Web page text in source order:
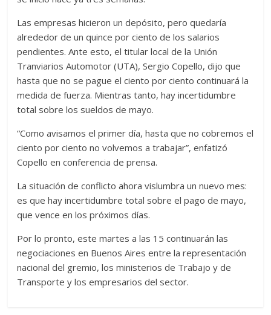
Las empresas hicieron un depósito, pero quedaría
alrededor de un quince por ciento de los salarios
pendientes. Ante esto, el titular local de la Unión
Tranviarios Automotor (UTA), Sergio Copello, dijo que
hasta que no se pague el ciento por ciento continuará la
medida de fuerza. Mientras tanto, hay incertidumbre
total sobre los sueldos de mayo.
“Como avisamos el primer día, hasta que no cobremos el
ciento por ciento no volvemos a trabajar”, enfatizó
Copello en conferencia de prensa.
La situación de conflicto ahora vislumbra un nuevo mes:
es que hay incertidumbre total sobre el pago de mayo,
que vence en los próximos días.
Por lo pronto, este martes a las 15 continuarán las
negociaciones en Buenos Aires entre la representación
nacional del gremio, los ministerios de Trabajo y de
Transporte y los empresarios del sector.